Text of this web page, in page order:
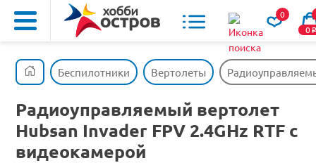
0
0o
Беспилотники Вертолеты
Радиоуправляемый вертолет
Hubsan Invader FPV 2.4GHz RTF с
видеокамерой